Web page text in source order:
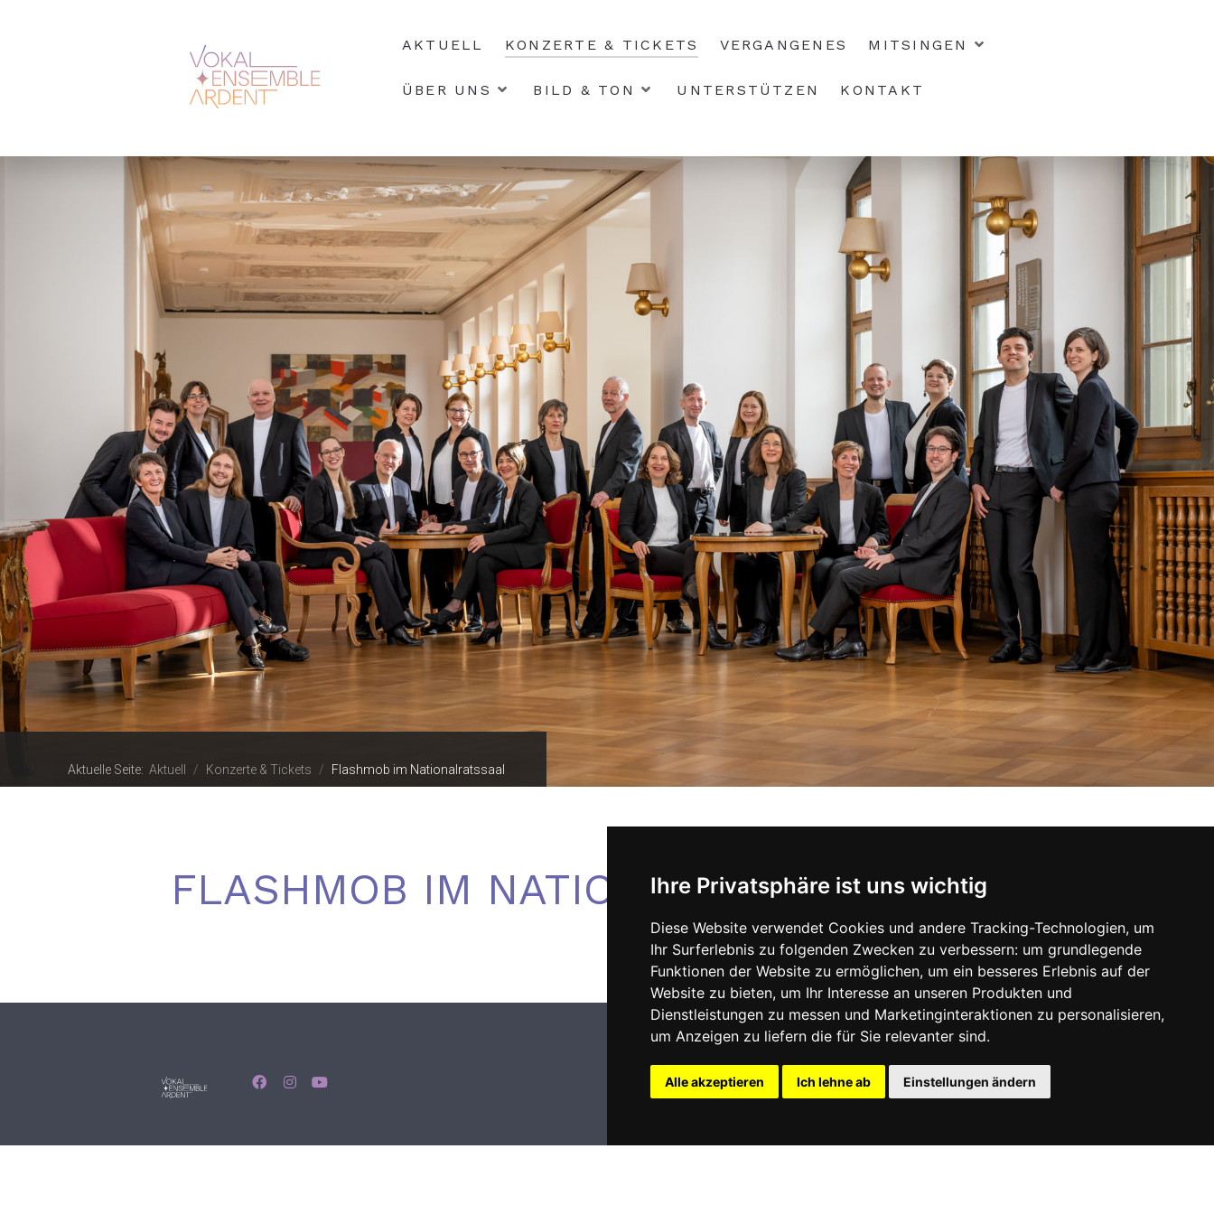
Ihre Privatsphäre ist uns wichtig
Diese Website verwendet Cookies und andere Tracking-Technologien, um
Ihr Surferlebnis zu folgenden Zwecken zu verbessern: um grundlegende
Funktionen der Website zu ermöglichen, um ein besseres Erlebnis auf der
Website zu bieten, um Ihr Interesse an unseren Produkten und
Dienstleistungen zu messen und Marketinginteraktionen zu personalisieren,
um Anzeigen zu liefern die für Sie relevanter sind.
Alle akzeptieren Ich lehne ab Einstellungen ändern
AKTUELL KONZERTE & TICKETS VERGANGENES MITSINGEN
ÜBER UNS BILD & TON UNTERSTÜTZEN KONTAKT
Aktuelle Seite: Aktuell Konzerte & Tickets Flashmob im Nationalratssaal
FLASHMOB IM NATIONALRATSSAAL
Impressum Datenschutz Login